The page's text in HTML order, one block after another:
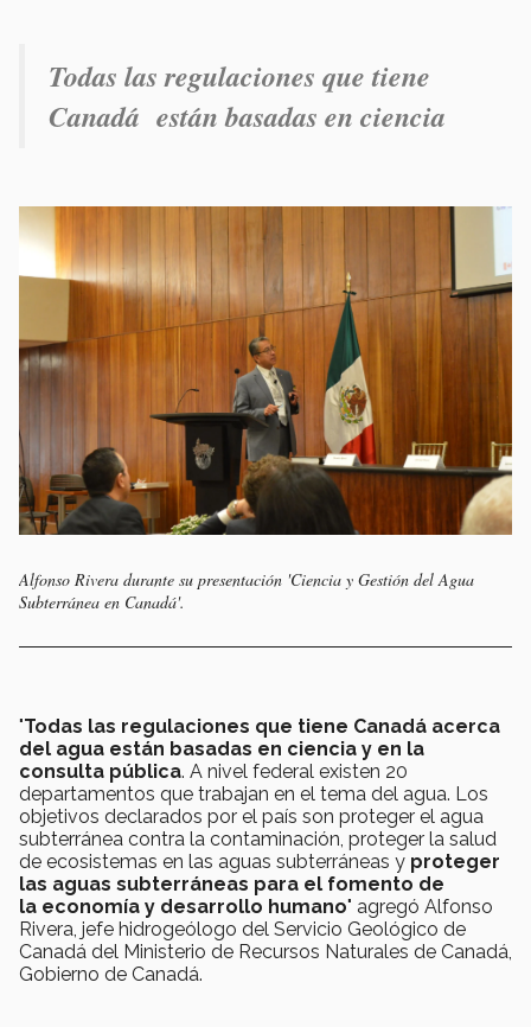
Todas las regulaciones que tiene
Canadá están basadas en ciencia
Alfonso Rivera durante su presentación 'Ciencia y Gestión del Agua
Subterránea en Canadá'.
"Todas las regulaciones que tiene Canadá acerca
del agua están basadas en ciencia y en la
consulta pública. A nivel federal existen 20
departamentos que trabajan en el tema del agua. Los
objetivos declarados por el país son proteger el agua
subterránea contra la contaminación, proteger la salud
de ecosistemas en las aguas subterráneas y proteger
las aguas subterráneas para el fomento de
la economía y desarrollo humano" agregó Alfonso
Rivera, jefe hidrogeólogo del Servicio Geológico de
Canadá del Ministerio de Recursos Naturales de Canadá,
Gobierno de Canadá.